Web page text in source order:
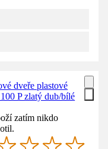
dveře plastové
P zlatý dub/bílé
zatím nikdo